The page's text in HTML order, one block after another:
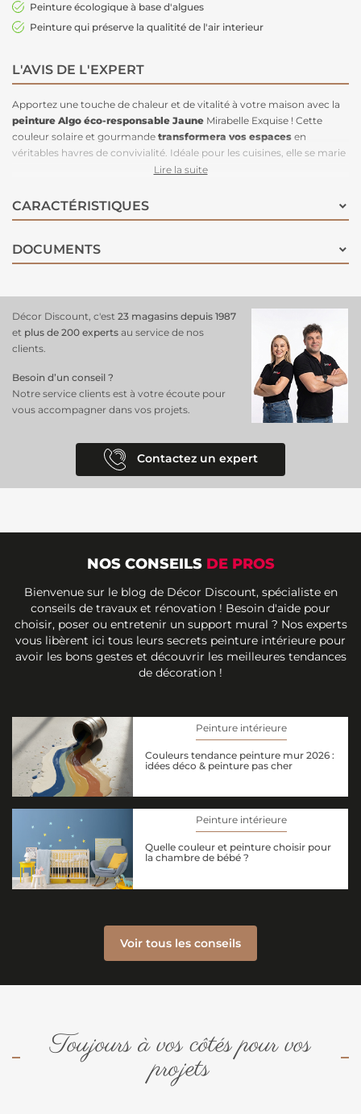
Peinture écologique à base d'algues
Peinture qui préserve la qualitité de l'air interieur
L'AVIS DE L'EXPERT
Apportez une touche de chaleur et de vitalité à votre maison avec la
peinture Algo éco-responsable Jaune Mirabelle Exquise ! Cette
couleur solaire et gourmande transformera vos espaces en
véritables havres de convivialité. Idéale pour les cuisines, elle se marie
parfaitement avec des meubles foncés, créant un contraste captivant
Pour un effet harmonieux, associez ce jaune chaleureux avec des
teintes terreuses ou des verts doux, offrant une palette apaisante et
l’accompagner de couleurs plus fortes qui souligneront sa luminosité
et sa richesse.
tout en restant lessivable pour une praticité au quotidien. Avec une
formulation à base d'algues et une résine biosourcée à 98%, la
Peinture Algo Jaune Mirabelle est non seulement esthétique, mais
aussi respectueuse de l'environnement, préservant ainsi la qualité de
Créez des espaces où il fait bon vivre avec la Peinture Algo Jaune
Mirabelle Velours et laissez briller la chaleur de votre intérieur !
Lire la suite
CARACTÉRISTIQUES
DOCUMENTS
Décor Discount, c'est 23 magasins depuis 1987
et plus de 200 experts au service de nos
clients.
Besoin d’un conseil ?
Notre service clients est à votre écoute pour
vous accompagner dans vos projets.
Contactez un expert
NOS CONSEILS DE PROS
Bienvenue sur le blog de Décor Discount, spécialiste en
conseils de travaux et rénovation ! Besoin d'aide pour
choisir, poser ou entretenir un support mural ? Nos experts
vous libèrent ici tous leurs secrets peinture intérieure pour
avoir les bons gestes et découvrir les meilleures tendances
de décoration !
Peinture intérieure
Couleurs tendance peinture mur 2026 :
idées déco & peinture pas cher
Peinture intérieure
Quelle couleur et peinture choisir pour
la chambre de bébé ?
Voir tous les conseils
Toujours à vos côtés pour vos
projets